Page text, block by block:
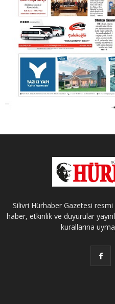
Silivri Hürhaber Gazetesi
haber, etkinlik ve duyurular
kurallarına